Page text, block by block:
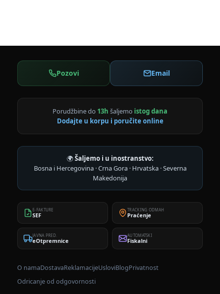
Pozovi Email
Porudžbine do 13h šaljemo istog dana
Dodajte u korpu i poručite online
🌍Šaljemo i u inostranstvo:
Bosna i Hercegovina · Crna Gora · Hrvatska · Severna
Makedonija
E-FAKTURE
SEF
TRACKING ODMAH
Praćenje
JAVNA PRED.
eOtpremnice
AUTOMATSKI
Fiskalni
O namaDostavaReklamacijeUsloviBlogPrivatnost
Odricanje od odgovornosti